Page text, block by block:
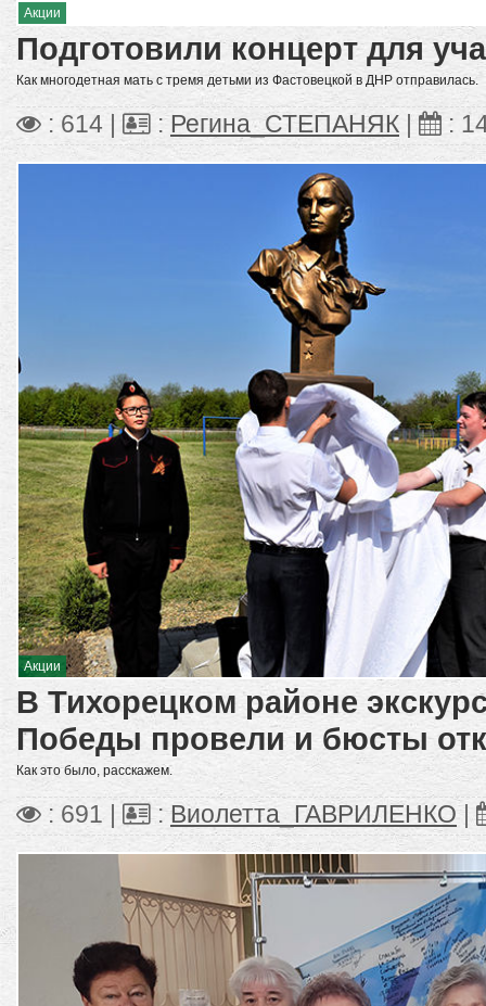
Акции
Подготовили концерт для
Как многодетная мать с тремя детьми из Фастовецкой в ДНР отправилась.
: 614 | : Регина_СТЕПАНЯК :
Акции
В Тихорецком районе
Победы провели и бюсты
Как это было, расскажем.
: 691 | : Виолетта_ГАВРИЛЕНКО|